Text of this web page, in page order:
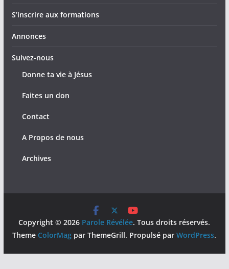
S’inscrire aux formations
Annonces
Suivez-nous
Donne ta vie à Jésus
Faites un don
Contact
A Propos de nous
Archives
Copyright © 2026 Parole Révélée. Tous droits réservés.
Theme ColorMag par ThemeGrill. Propulsé parWordPress.